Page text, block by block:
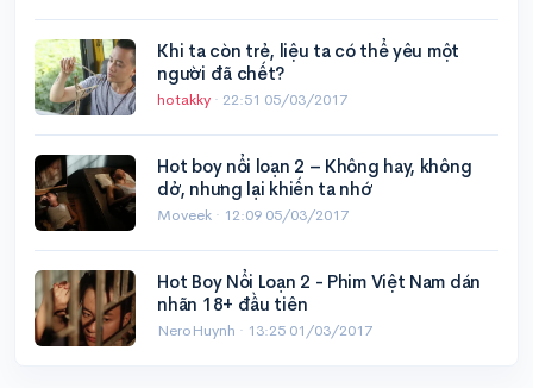
Khi ta còn trẻ, liệu ta có thể yêu một
người đã chết?
hotakky · 22:51 05/03/2017
Hot boy nổi loạn 2 – Không hay, không
dở, nhưng lại khiến ta nhớ
Moveek · 12:09 05/03/2017
Hot Boy Nổi Loạn 2 - Phim Việt Nam dán
nhãn 18+ đầu tiên
NeroHuynh · 13:25 01/03/2017